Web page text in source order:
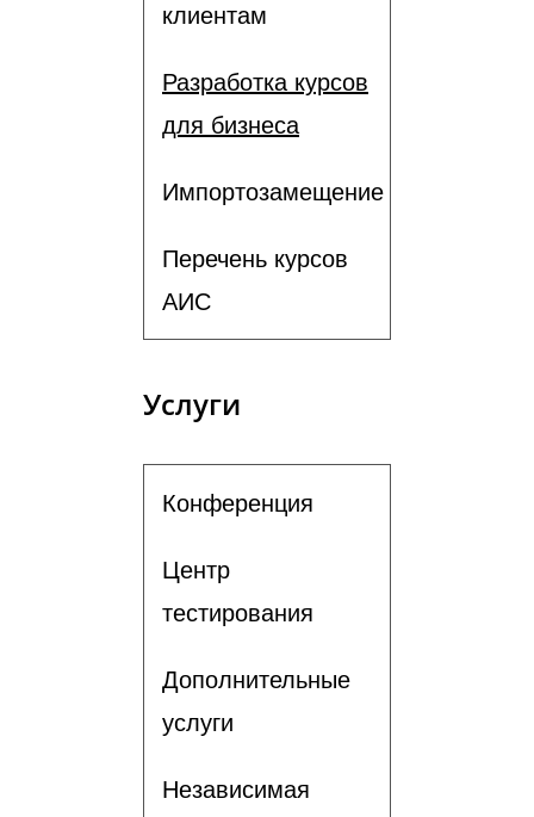
клиентам
Разработка курсов
для бизнеса
Импортозамещение
Перечень курсов
АИС
Услуги
Конференция
Центр
тестирования
Дополнительные
услуги
Независимая